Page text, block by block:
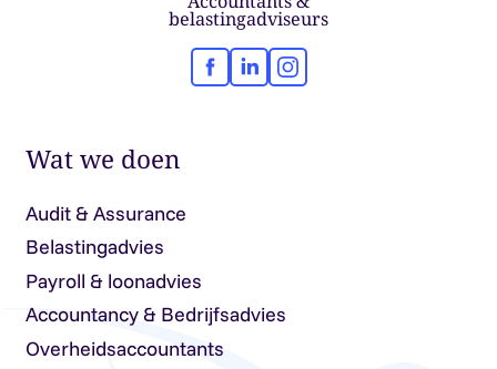
belastingadviseurs
Facebook
LinkedInInstagram
Wat we doen
Audit & Assurance
Belastingadvies
Payroll & loonadvies
Accountancy & Bedrijfsadvies
Overheidsaccountants